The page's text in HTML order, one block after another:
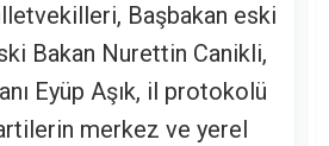
Başbakan eski
Bakan Nurettin Canikli,
Eyüp Aşık, il protokolü
merkez ve yerel